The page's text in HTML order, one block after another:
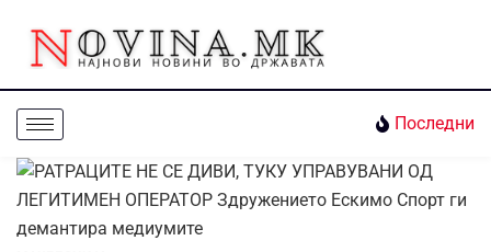
Последни